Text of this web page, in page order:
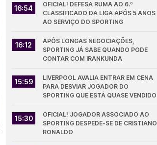
16:54
OFICIAL! DEFESA RUMA AO 6.º
CLASSIFICADO DA LIGA APÓS 5 ANOS
AO SERVIÇO DO SPORTING
16:12
APÓS LONGAS NEGOCIAÇÕES,
SPORTING JÁ SABE QUANDO PODE
CONTAR COM IRANKUNDA
15:59
LIVERPOOL AVALIA ENTRAR EM CENA
PARA DESVIAR JOGADOR DO
SPORTING QUE ESTÁ QUASE VENDIDO
15:30
OFICIAL! JOGADOR ASSOCIADO AO
SPORTING DESPEDE-SE DE CRISTIANO
RONALDO